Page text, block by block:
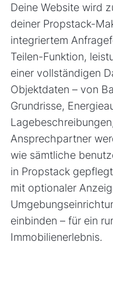
Deine Website wird
deiner Propstack-
integriertem
Teilen-Funktion,
einer vollständigen
Objektdaten – von
Grundrisse,
Ansprechpartner
wie sämtliche
in Propstack
mit optionaler
einbinden – für ein
Immobilienerlebnis.